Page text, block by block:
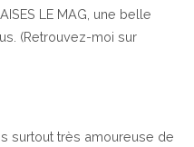
LE MAG, une belle
(Retrouvez-moi sur
surtout très amoureuse de